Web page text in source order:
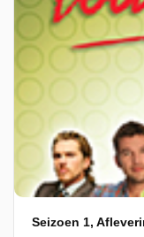
Seizoen 1,